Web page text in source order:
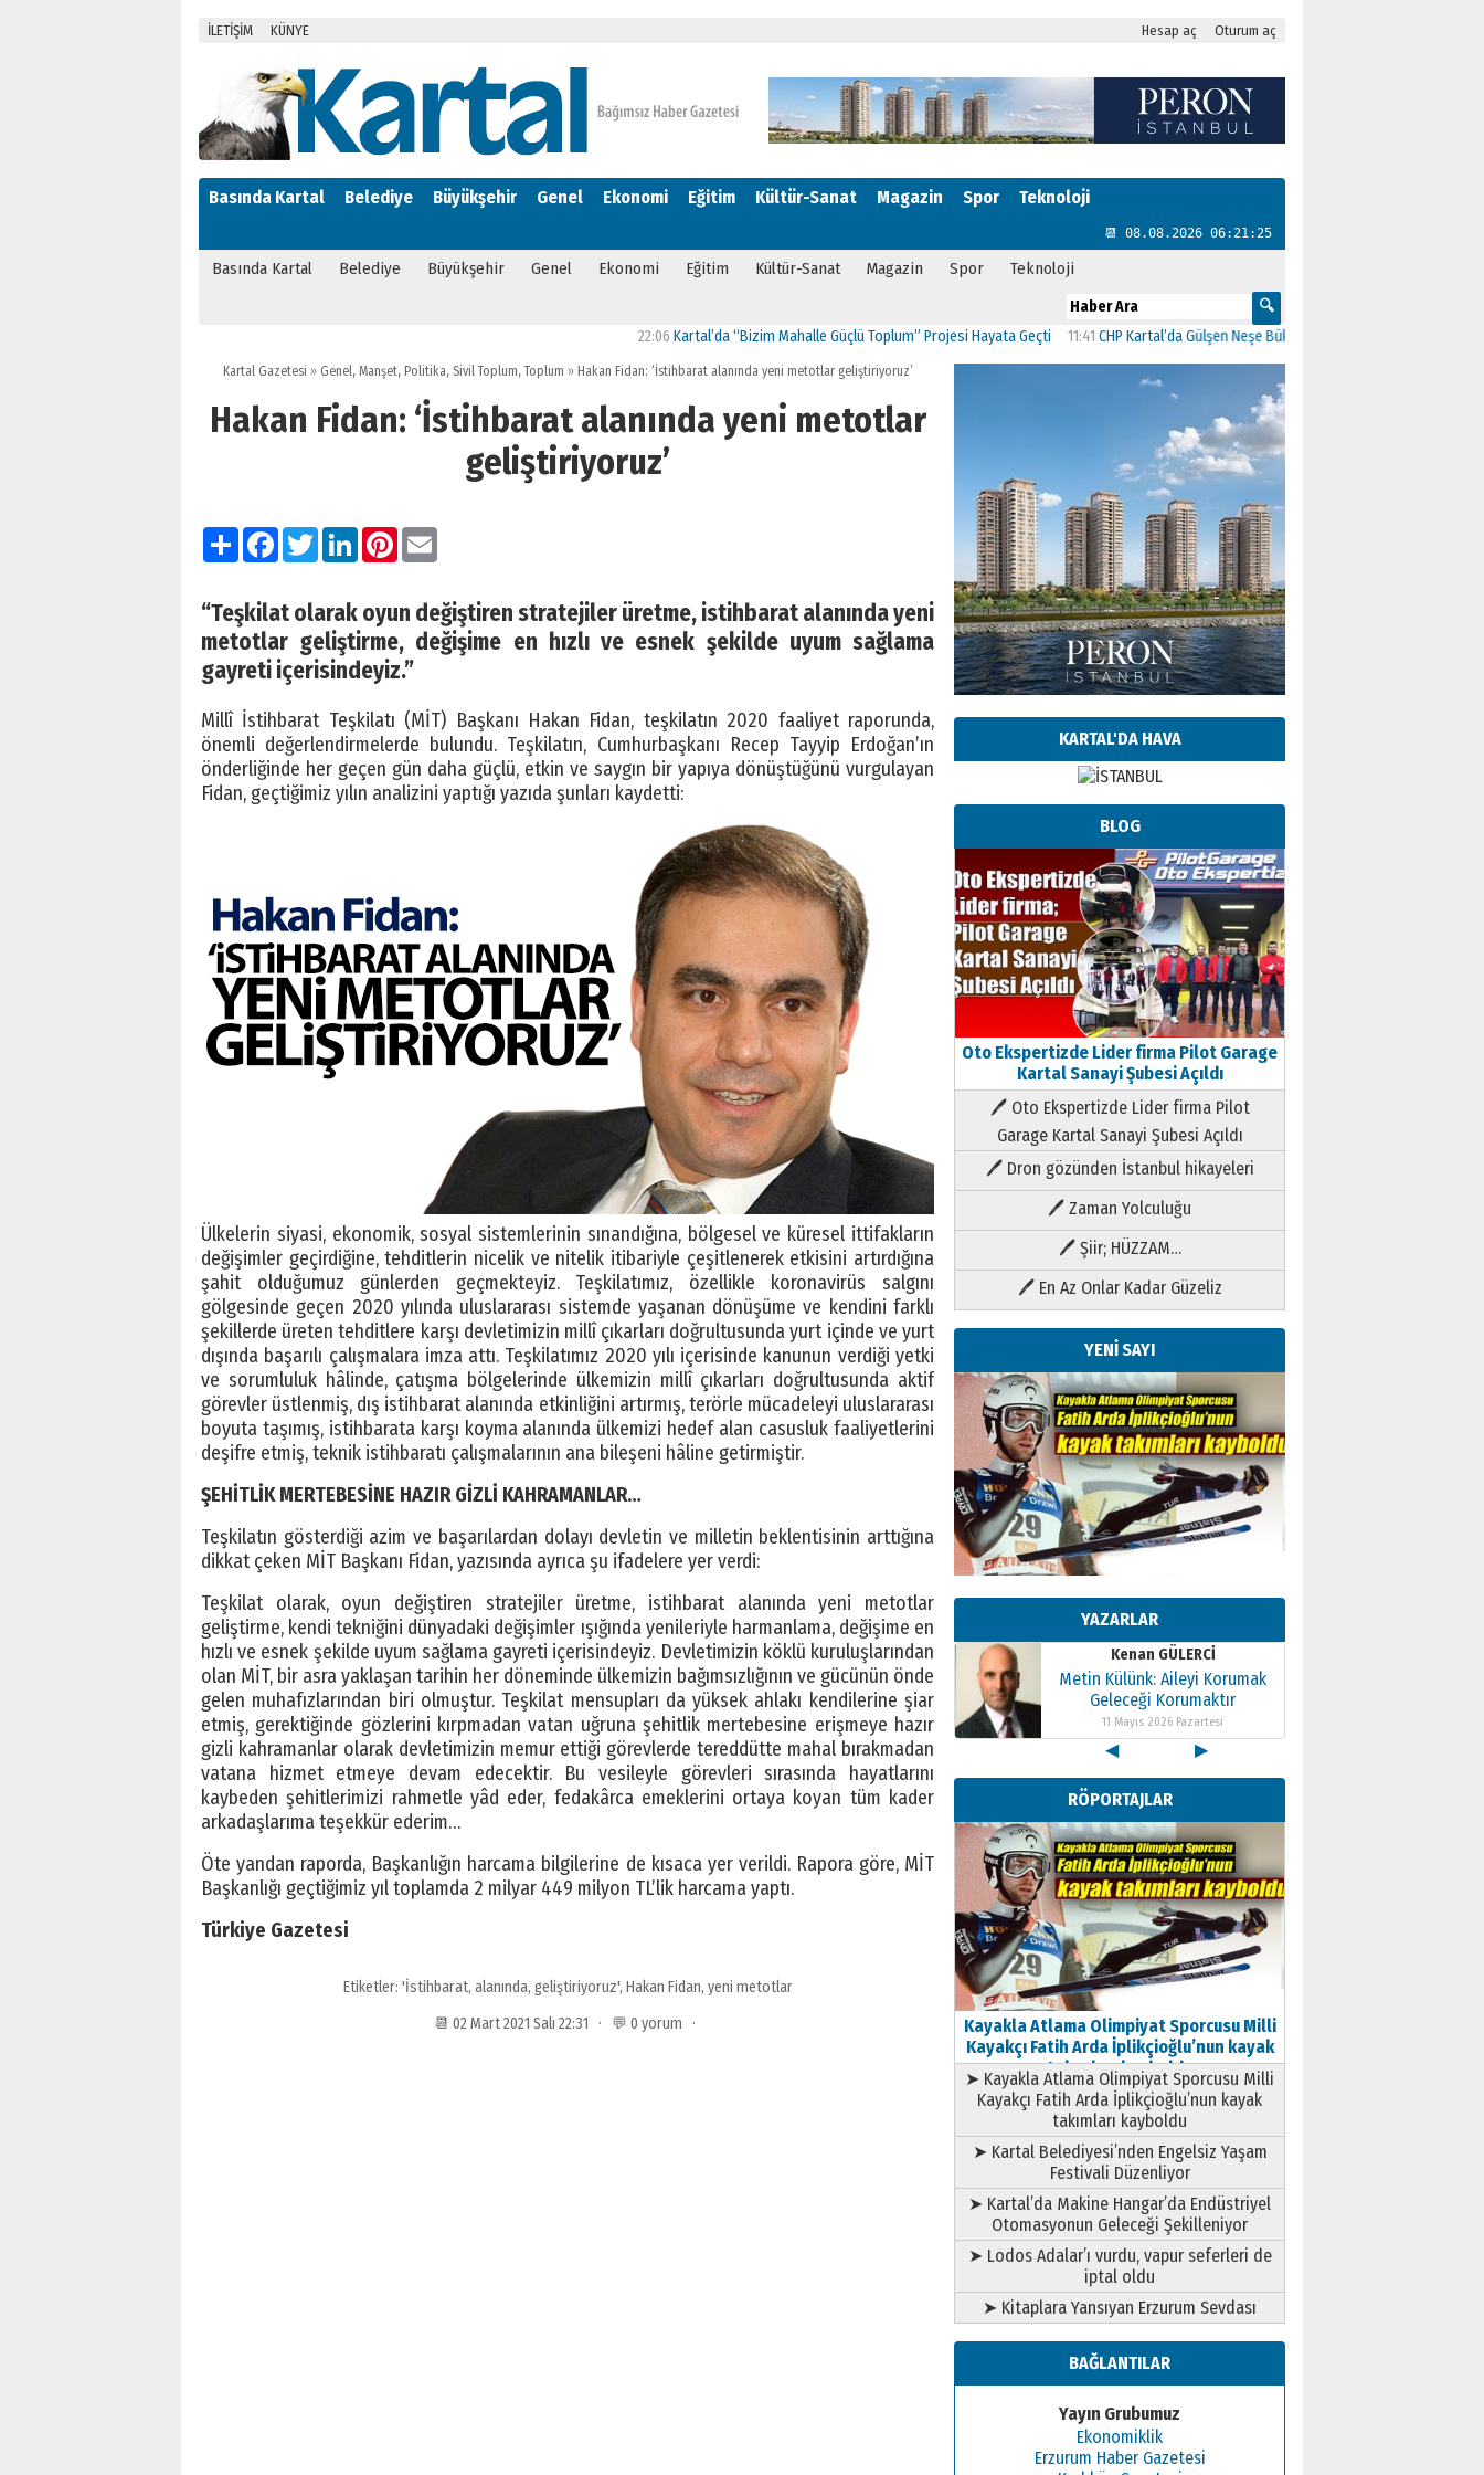
İLETİŞİM KÜNYE Hesap aç Oturum aç
Basında Kartal Belediye Büyükşehir Genel Ekonomi Eğitim Kültür-Sanat Magazin Spor Teknoloji
📆 08.08.2026 06:21:26
Basında Kartal Belediye Büyükşehir Genel Ekonomi Eğitim Kültür-Sanat Magazin Spor Teknoloji
Kartal’da “Bizim Mahalle Güçlü Toplum” Projesi Hayata Geçti 11:41CHP Kartal’da Gülşen Neşe Büklü dönemi
Kartal Gazetesi » Genel, Manşet, Politika, Sivil Toplum,Toplum »Hakan Fidan: ‘İstihbarat alanında yeni metotlar geliştiriyoruz’
Hakan Fidan: ‘İstihbarat alanında yeni metotlar
geliştiriyoruz’
PaylaşFacebook
TwitterLinkedInPinterest
“Teşkilat olarak oyun değiştiren stratejiler üretme, istihbarat alanında yeni
metotlar geliştirme, değişime en hızlı ve esnek şekilde uyum sağlama
gayreti içerisindeyiz.”
Millî İstihbarat Teşkilatı (MİT) Başkanı Hakan Fidan, teşkilatın 2020 faaliyet raporunda,
önemli değerlendirmelerde bulundu. Teşkilatın, Cumhurbaşkanı Recep Tayyip Erdoğan’ın
önderliğinde her geçen gün daha güçlü, etkin ve saygın bir yapıya dönüştüğünü vurgulayan
Fidan, geçtiğimiz yılın analizini yaptığı yazıda şunları kaydetti:
Ülkelerin siyasi, ekonomik, sosyal sistemlerinin sınandığına, bölgesel ve küresel ittifakların
değişimler geçirdiğine, tehditlerin nicelik ve nitelik itibariyle çeşitlenerek etkisini artırdığına
şahit olduğumuz günlerden geçmekteyiz. Teşkilatımız, özellikle koronavirüs salgını
gölgesinde geçen 2020 yılında uluslararası sistemde yaşanan dönüşüme ve kendini farklı
şekillerde üreten tehditlere karşı devletimizin millî çıkarları doğrultusunda yurt içinde ve yurt
dışında başarılı çalışmalara imza attı. Teşkilatımız 2020 yılı içerisinde kanunun verdiği yetki
ve sorumluluk hâlinde, çatışma bölgelerinde ülkemizin millî çıkarları doğrultusunda aktif
görevler üstlenmiş, dış istihbarat alanında etkinliğini artırmış, terörle mücadeleyi uluslararası
boyuta taşımış, istihbarata karşı koyma alanında ülkemizi hedef alan casusluk faaliyetlerini
deşifre etmiş, teknik istihbaratı çalışmalarının ana bileşeni hâline getirmiştir.
ŞEHİTLİK MERTEBESİNE HAZIR GİZLİ KAHRAMANLAR…
Teşkilatın gösterdiği azim ve başarılardan dolayı devletin ve milletin beklentisinin arttığına
dikkat çeken MİT Başkanı Fidan, yazısında ayrıca şu ifadelere yer verdi:
Teşkilat olarak, oyun değiştiren stratejiler üretme, istihbarat alanında yeni metotlar
geliştirme, kendi tekniğini dünyadaki değişimler ışığında yenileriyle harmanlama, değişime en
hızlı ve esnek şekilde uyum sağlama gayreti içerisindeyiz. Devletimizin köklü kuruluşlarından
olan MİT, bir asra yaklaşan tarihin her döneminde ülkemizin bağımsızlığının ve gücünün önde
gelen muhafızlarından biri olmuştur. Teşkilat mensupları da yüksek ahlakı kendilerine şiar
etmiş, gerektiğinde gözlerini kırpmadan vatan uğruna şehitlik mertebesine erişmeye hazır
gizli kahramanlar olarak devletimizin memur ettiği görevlerde tereddütte mahal bırakmadan
vatana hizmet etmeye devam edecektir. Bu vesileyle görevleri sırasında hayatlarını
kaybeden şehitlerimizi rahmetle yâd eder, fedakârca emeklerini ortaya koyan tüm kader
arkadaşlarıma teşekkür ederim…
Öte yandan raporda, Başkanlığın harcama bilgilerine de kısaca yer verildi. Rapora göre, MİT
Başkanlığı geçtiğimiz yıl toplamda 2 milyar 449 milyon TL’lik harcama yaptı.
Türkiye Gazetesi
Etiketler: 'İstihbarat, alanında, geliştiriyoruz', Hakan Fidan, yeni metotlar
📆 02 Mart 2021 Salı 22:31 · 💬 0 yorum ·
KARTAL'DA HAVA
BLOG
Oto Ekspertizde Lider firma Pilot Garage
Kartal Sanayi Şubesi Açıldı
🖊 Oto Ekspertizde Lider firma Pilot
Garage Kartal Sanayi Şubesi Açıldı
🖊 Dron gözünden İstanbul hikayeleri
🖊 Zaman Yolculuğu
🖊 Şiir; HÜZZAM…
🖊 En Az Onlar Kadar Güzeliz
YENİ SAYI
YAZARLAR
Kenan GÜLERCİ
Metin Külünk: Aileyi Korumak
Geleceği Korumaktır
11 Mayıs 2026 Pazartesi
Kenan GÜLERCİ
Metin Külünk: Aileyi Korumak
Geleceği Korumaktır
11 Mayıs 2026 Pazartesi
Kenan GÜLERCİ
Metin Külünk: Aileyi Korumak
Geleceği Korumaktır
11 Mayıs 2026 Pazartesi
◀ ▶
RÖPORTAJLAR
Kayakla Atlama Olimpiyat Sporcusu Milli
Kayakçı Fatih Arda İplikçioğlu’nun kayak
takımları kayboldu
➤ Kayakla Atlama Olimpiyat Sporcusu Milli
Kayakçı Fatih Arda İplikçioğlu’nun kayak
takımları kayboldu
➤ Kartal Belediyesi’nden Engelsiz Yaşam
Festivali Düzenliyor
➤ Kartal’da Makine Hangar’da Endüstriyel
Otomasyonun Geleceği Şekilleniyor
➤ Lodos Adalar’ı vurdu, vapur seferleri de
iptal oldu
➤ Kitaplara Yansıyan Erzurum Sevdası
BAĞLANTILAR
Yayın Grubumuz
Ekonomiklik
Erzurum Haber Gazetesi